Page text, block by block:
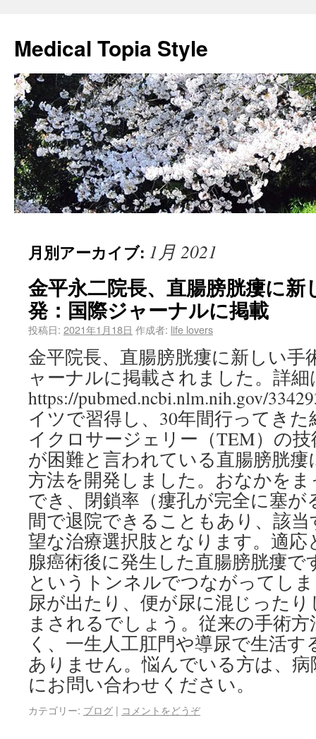
Medical Topia Style
月別アーカイブ: 1月 2021
金平永二院長、直腸膀胱瘻に新
発：国際ジャーナルに掲載
投稿日: 2021年1月18日 作成者: life lovers
金平院長、直腸膀胱瘻に新しい手
ャーナルに掲載されました。詳
https://pubmed.ncbi.nlm.nih.gov/
イツで習得し、30年間行ってき
イクロサージェリー（TEM）の
が困難と言われている直腸膀胱
方法を開発しました。おなかを
でき、閉鎖率（瘻孔が完全に塞が
間で退院できることもあり、該
望な治療選択肢となります。適応
腺癌術後に発生した直腸膀胱瘻で
というトンネルでつながってし
尿が出たり、便が尿に混じった
まされるでしょう。従来の手術
く、一生人工肛門や導尿で生活
ありません。悩んでいる方は、
にお問い合わせください。
カテゴリー: ブログ | コメントをどうぞ